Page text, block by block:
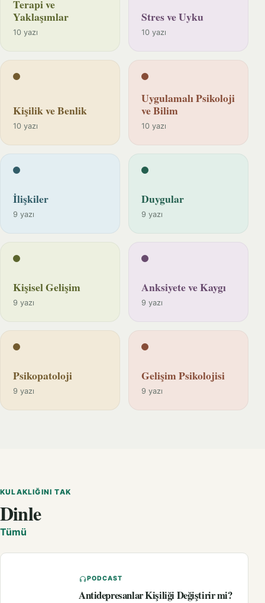
Terapi ve
Yaklaşımlar
10 yazı
Stres ve Uyku
10 yazı
Kişilik ve Benlik
10 yazı
Uygulamalı Psikoloji
ve Bilim
10 yazı
İlişkiler
9 yazı
Duygular
9 yazı
Kişisel Gelişim
9 yazı
Anksiyete ve Kaygı
9 yazı
Psikopatoloji
9 yazı
Gelişim Psikolojisi
9 yazı
KULAKLIĞINI TAK
Dinle
Tümü
PODCAST
Antidepresanlar Kişiliği Değiştirir mi?